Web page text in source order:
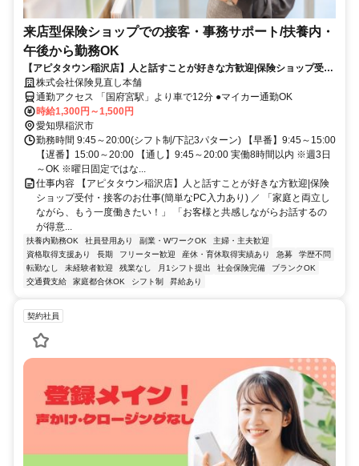
来店型保険ショップでの接客・事務サポート/扶養内・
午後から勤務OK
【アピタタウン稲沢店】人と話すことが好きな方歓迎|保険ショップ受
付・接客のお仕事(簡単なPC入力あり)
株式会社保険見直し本舗
通勤アクセス 「国府宮駅」より車で12分 ●マイカー通勤OK
時給1,300円～1,500円
愛知県稲沢市
勤務時間 9:45～20:00(シフト制/下記3パターン) 【早番】9:45～15:00
【遅番】15:00～20:00 【通し】9:45～20:00 実働8時間以内 ※週3日
～OK ※曜日固定ではな...
仕事内容 【アピタタウン稲沢店】人と話すことが好きな方歓迎|保険
ショップ受付・接客のお仕事(簡単なPC入力あり) ／ 「家庭と両立し
ながら、もう一度働きたい！」 「お客様と共感しながらお話するの
が得意...
扶養内勤務OK 社員登用あり 副業・WワークOK
主婦・主夫歓迎
資格取得支援あり
長期 フリーター歓迎 産休・育休取得実績あり 急募
学歴不問
転勤なし
未経験者歓迎 残業なし 月1シフト提出 社会保険完備
ブランクOK
交通費支給
家庭都合休OK シフト制 昇給あり
契約社員